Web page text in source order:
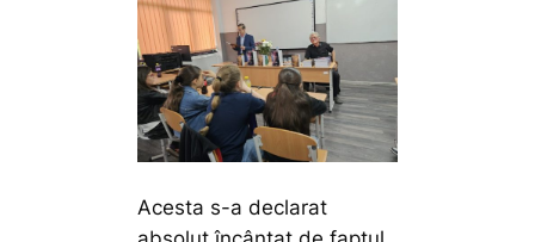
Acesta s-a declarat